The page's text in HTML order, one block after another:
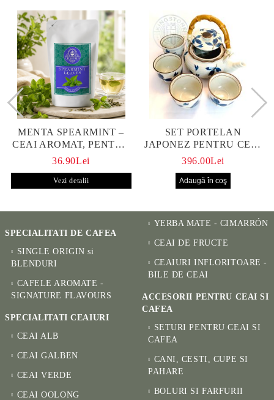
MENTA SPEARMINT –
CEAI AROMAT, PENTRU
CALM ȘI BENEFIC
36.90Lei
Vezi detalii
SET PORTELAN
JAPONEZ PENTRU CEAI
HANAKO, CEAINIC SI 4
396.00Lei
SPECIALITATI DE CAFEA
SINGLE ORIGIN si
BLENDURI
CAFELE AROMATE -
SIGNATURE FLAVOURS
SPECIALITATI CEAIURI
CEAI ALB
CEAI GALBEN
CEAI VERDE
CEAI OOLONG
YERBA MATE - CIMARRÓN
CEAI DE FRUCTE
CEAIURI INFLORITOARE -
BILE DE CEAI
ACCESORII PENTRU CEAI SI
CAFEA
SETURI PENTRU CEAI SI
CAFEA
CANI, CESTI, CUPE SI
PAHARE
BOLURI SI FARFURII